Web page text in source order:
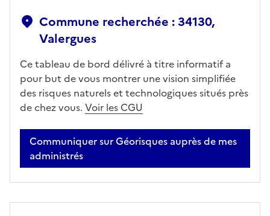
Commune recherchée : 34130,
Valergues
Ce tableau de bord délivré à titre informatif a
pour but de vous montrer une vision simplifiée
des risques naturels et technologiques situés près
de chez vous. Voir les CGU
Communiquer sur Géorisques auprès de mes
administrés